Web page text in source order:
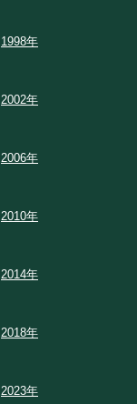
1998年
2002年
2006年
2010年
2014年
2018年
2023年